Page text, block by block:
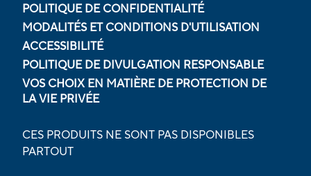
POLITIQUE DE CONFIDENTIALITÉ
MODALITÉS ET CONDITIONS D'UTILISATION
ACCESSIBILITÉ
POLITIQUE DE DIVULGATION RESPONSABLE
VOS CHOIX EN MATIÈRE DE PROTECTION DE
LA VIE PRIVÉE
CES PRODUITS NE SONT PAS DISPONIBLES
PARTOUT